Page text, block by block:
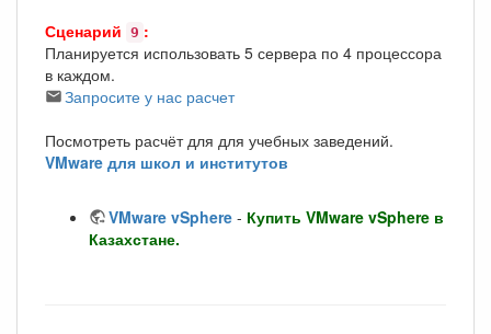
Сценарий 9 :
Планируется использовать 5 сервера по 4 процессора
в каждом.
Запросите у нас расчет
Посмотреть расчёт для для учебных заведений.
VMware для школ и институтов
VMware vSphere - Купить VMware vSphere в
Казахстане.